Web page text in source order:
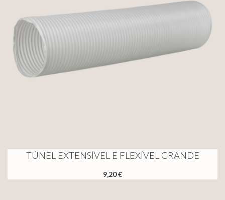
TÚNEL EXTENSÍVEL E FLEXÍVEL GRANDE
9,20 €